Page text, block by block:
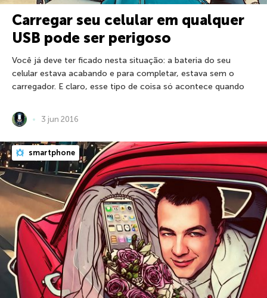
Carregar seu celular em qualquer
USB pode ser perigoso
Você já deve ter ficado nesta situação: a bateria do seu
celular estava acabando e para completar, estava sem o
carregador. E claro, esse tipo de coisa só acontece quando
3 jun 2016
smartphone